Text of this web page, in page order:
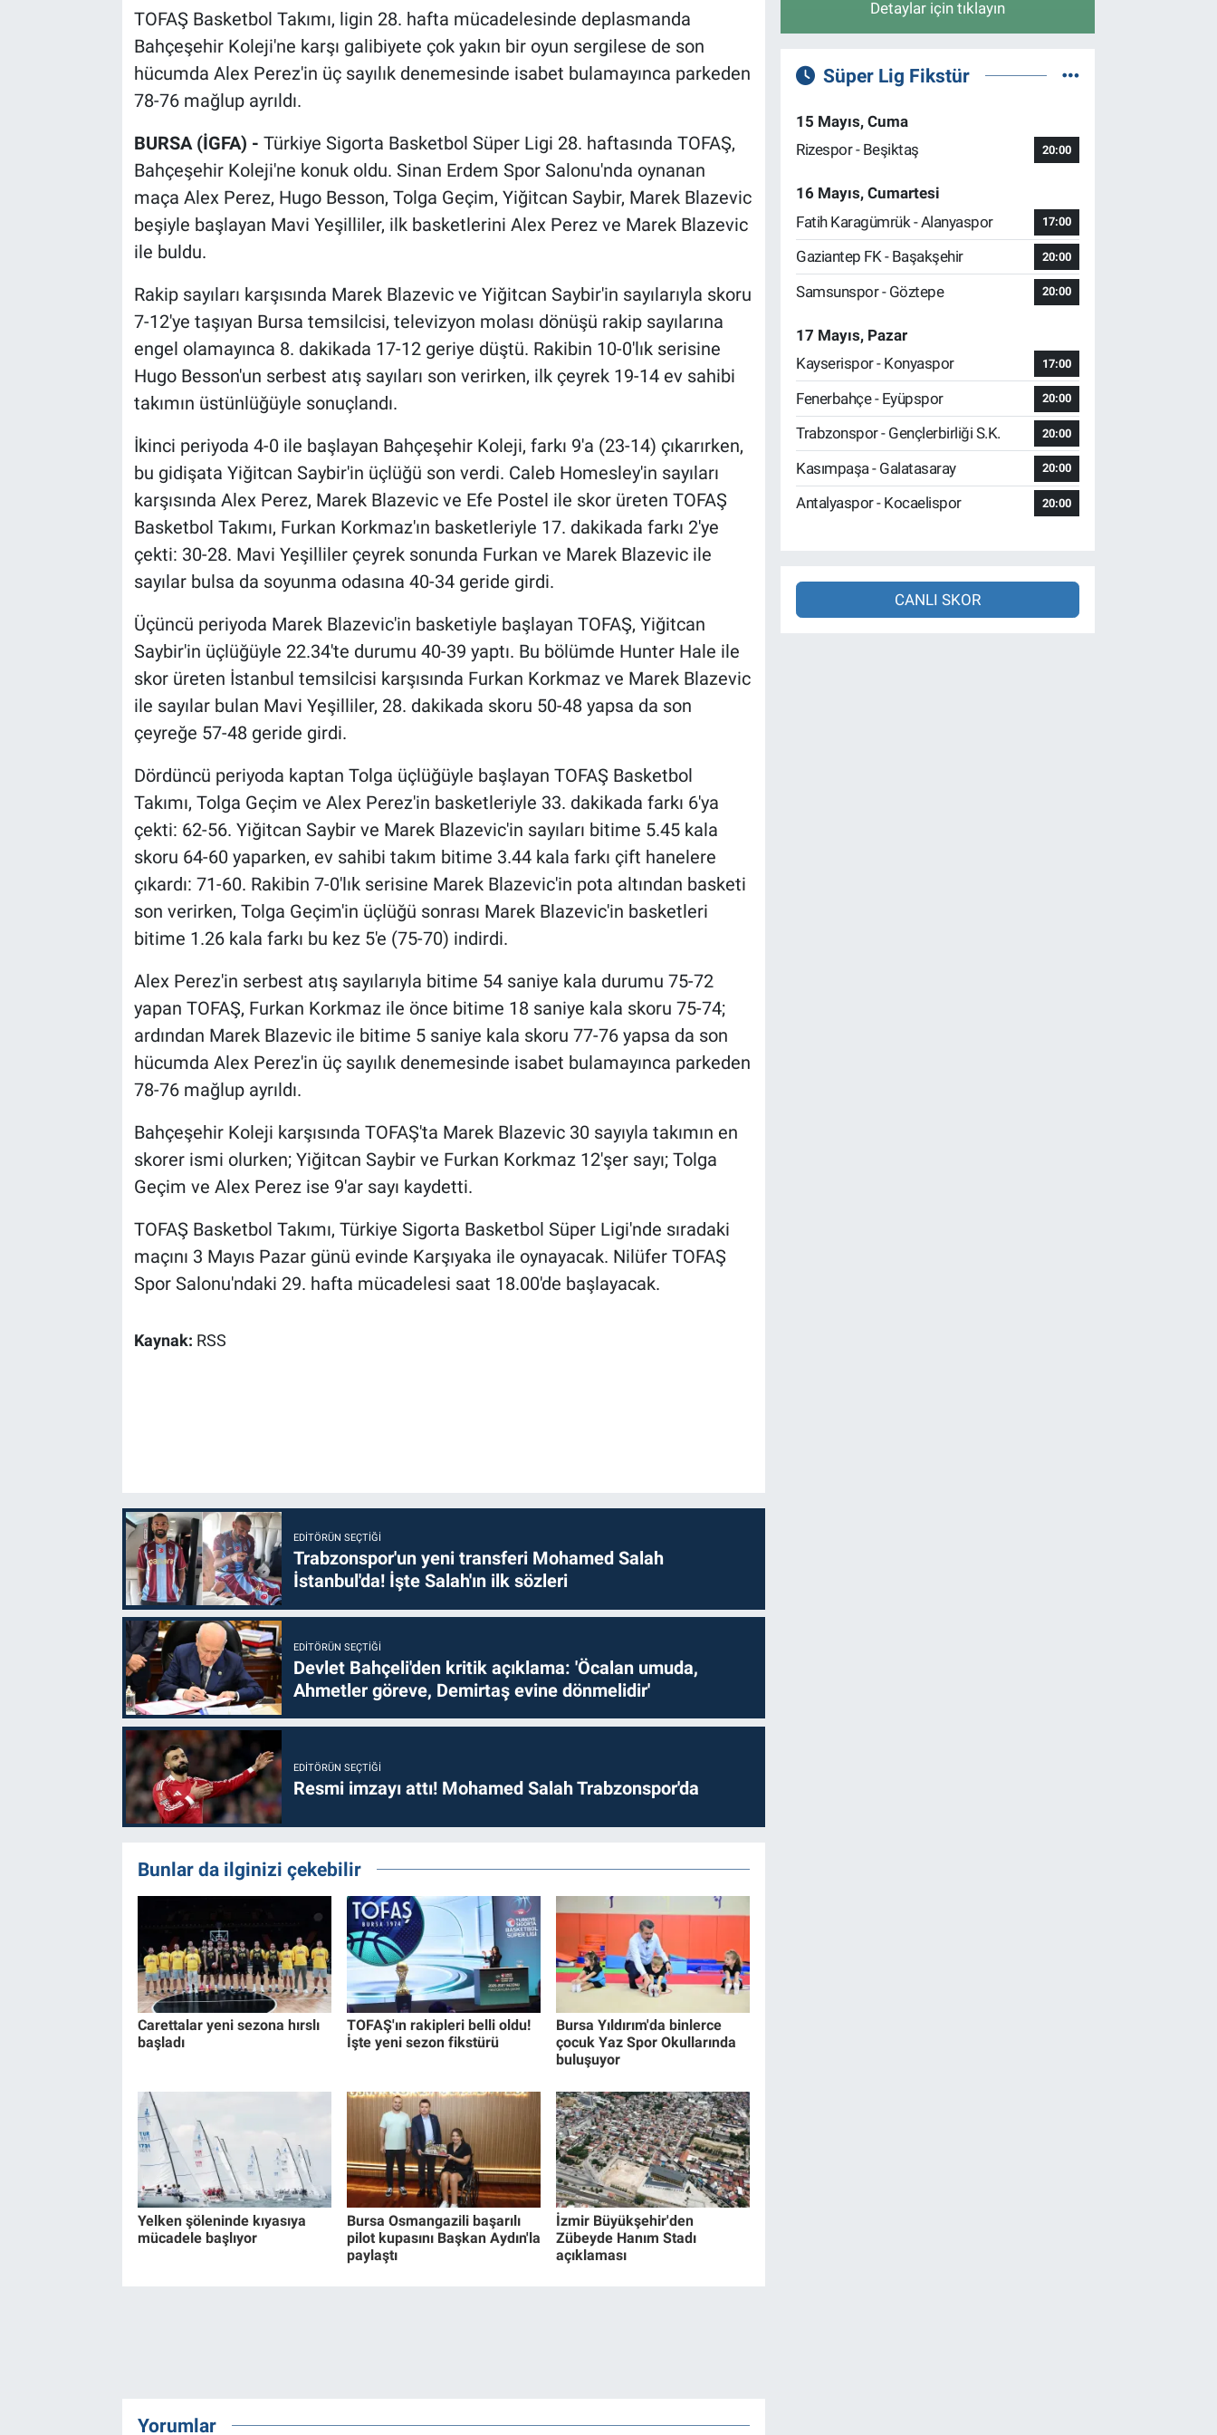
TOFAŞ Basketbol Takımı, ligin 28. hafta mücadelesinde deplasmanda
Bahçeşehir Koleji'ne karşı galibiyete çok yakın bir oyun sergilese de son
hücumda Alex Perez'in üç sayılık denemesinde isabet bulamayınca parkeden
78-76 mağlup ayrıldı.
BURSA (İGFA) - Türkiye Sigorta Basketbol Süper Ligi 28. haftasında TOFAŞ,
Bahçeşehir Koleji'ne konuk oldu. Sinan Erdem Spor Salonu'nda oynanan
maça Alex Perez, Hugo Besson, Tolga Geçim, Yiğitcan Saybir, Marek Blazevic
beşiyle başlayan Mavi Yeşilliler, ilk basketlerini Alex Perez ve Marek Blazevic
ile buldu.
Rakip sayıları karşısında Marek Blazevic ve Yiğitcan Saybir'in sayılarıyla skoru
7-12'ye taşıyan Bursa temsilcisi, televizyon molası dönüşü rakip sayılarına
engel olamayınca 8. dakikada 17-12 geriye düştü. Rakibin 10-0'lık serisine
Hugo Besson'un serbest atış sayıları son verirken, ilk çeyrek 19-14 ev sahibi
takımın üstünlüğüyle sonuçlandı.
İkinci periyoda 4-0 ile başlayan Bahçeşehir Koleji, farkı 9'a (23-14) çıkarırken,
bu gidişata Yiğitcan Saybir'in üçlüğü son verdi. Caleb Homesley'in sayıları
karşısında Alex Perez, Marek Blazevic ve Efe Postel ile skor üreten TOFAŞ
Basketbol Takımı, Furkan Korkmaz'ın basketleriyle 17. dakikada farkı 2'ye
çekti: 30-28. Mavi Yeşilliler çeyrek sonunda Furkan ve Marek Blazevic ile
sayılar bulsa da soyunma odasına 40-34 geride girdi.
Üçüncü periyoda Marek Blazevic'in basketiyle başlayan TOFAŞ, Yiğitcan
Saybir'in üçlüğüyle 22.34'te durumu 40-39 yaptı. Bu bölümde Hunter Hale ile
skor üreten İstanbul temsilcisi karşısında Furkan Korkmaz ve Marek Blazevic
ile sayılar bulan Mavi Yeşilliler, 28. dakikada skoru 50-48 yapsa da son
çeyreğe 57-48 geride girdi.
Dördüncü periyoda kaptan Tolga üçlüğüyle başlayan TOFAŞ Basketbol
Takımı, Tolga Geçim ve Alex Perez'in basketleriyle 33. dakikada farkı 6'ya
çekti: 62-56. Yiğitcan Saybir ve Marek Blazevic'in sayıları bitime 5.45 kala
skoru 64-60 yaparken, ev sahibi takım bitime 3.44 kala farkı çift hanelere
çıkardı: 71-60. Rakibin 7-0'lık serisine Marek Blazevic'in pota altından basketi
son verirken, Tolga Geçim'in üçlüğü sonrası Marek Blazevic'in basketleri
bitime 1.26 kala farkı bu kez 5'e (75-70) indirdi.
Alex Perez'in serbest atış sayılarıyla bitime 54 saniye kala durumu 75-72
yapan TOFAŞ, Furkan Korkmaz ile önce bitime 18 saniye kala skoru 75-74;
ardından Marek Blazevic ile bitime 5 saniye kala skoru 77-76 yapsa da son
hücumda Alex Perez'in üç sayılık denemesinde isabet bulamayınca parkeden
78-76 mağlup ayrıldı.
Bahçeşehir Koleji karşısında TOFAŞ'ta Marek Blazevic 30 sayıyla takımın en
skorer ismi olurken; Yiğitcan Saybir ve Furkan Korkmaz 12'şer sayı; Tolga
Geçim ve Alex Perez ise 9'ar sayı kaydetti.
TOFAŞ Basketbol Takımı, Türkiye Sigorta Basketbol Süper Ligi'nde sıradaki
maçını 3 Mayıs Pazar günü evinde Karşıyaka ile oynayacak. Nilüfer TOFAŞ
Spor Salonu'ndaki 29. hafta mücadelesi saat 18.00'de başlayacak.
Kaynak: RSS
EDITÖRÜN SEÇTIĞI
Trabzonspor'un yeni transferi Mohamed Salah
İstanbul'da! İşte Salah'ın ilk sözleri
EDITÖRÜN SEÇTIĞI
Devlet Bahçeli'den kritik açıklama: 'Öcalan umuda,
Ahmetler göreve, Demirtaş evine dönmelidir'
EDITÖRÜN SEÇTIĞI
Resmi imzayı attı! Mohamed Salah Trabzonspor'da
Bunlar da ilginizi çekebilir
Carettalar yeni sezona hırslı
başladı
TOFAŞ'ın rakipleri belli oldu!
İşte yeni sezon fikstürü
Bursa Yıldırım'da binlerce
çocuk Yaz Spor Okullarında
buluşuyor
Yelken şöleninde kıyasıya
mücadele başlıyor
Bursa Osmangazili başarılı
pilot kupasını Başkan Aydın'la
paylaştı
İzmir Büyükşehir'den
Zübeyde Hanım Stadı
açıklaması
Yorumlar
Detaylar için tıklayın
Süper Lig Fikstür
15 Mayıs, Cuma
Rizespor - Beşiktaş
20:00
16 Mayıs, Cumartesi
Fatih Karagümrük - Alanyaspor
17:00
Gaziantep FK - Başakşehir 20:00
Samsunspor - Göztepe 20:00
17 Mayıs, Pazar
Kayserispor - Konyaspor
17:00
Fenerbahçe - Eyüpspor 20:00
Trabzonspor - Gençlerbirliği S.K. 20:00
Kasımpaşa - Galatasaray 20:00
Antalyaspor - Kocaelispor 20:00
CANLI SKOR